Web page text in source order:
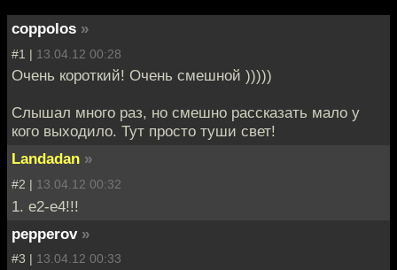
coppolos »
#1 | 13.04.12 00:28
Очень короткий! Очень смешной )))))
Слышал много раз, но смешно рассказать мало у
кого выходило. Тут просто туши свет!
Landadan »
#2 | 13.04.12 00:32
1. е2-е4!!!
pepperov »
#3 | 13.04.12 00:33